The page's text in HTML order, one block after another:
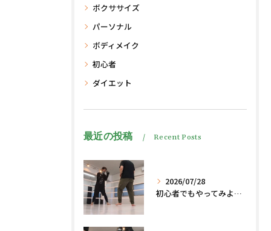
ボクササイズ
パーソナル
ボディメイク
初心者
ダイエット
最近の投稿 Recent Posts
2026/07/28
初心者でもやってみよう、格闘技でダイエット脂肪燃焼🔥